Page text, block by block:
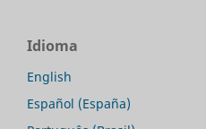
Idioma
English
Español (España)